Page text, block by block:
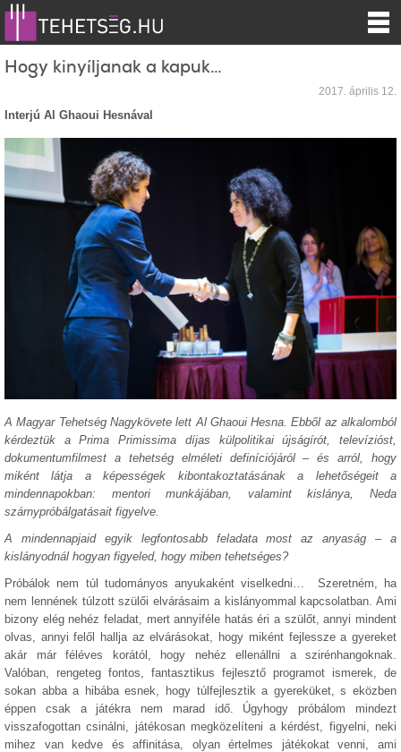
Hogy kinyíljanak a kapuk…
2017. április 12.
Interjú Al Ghaoui Hesnával
A Magyar Tehetség Nagykövete lett Al Ghaoui Hesna. Ebből az alkalomból
kérdeztük a Prima Primissima díjas külpolitikai újságírót, televízióst,
dokumentumfilmest a tehetség elméleti definíciójáról – és arról, hogy
miként látja a képességek kibontakoztatásának a lehetőségeit a
mindennapokban: mentori munkájában, valamint kislánya, Neda
szárnypróbálgatásait figyelve.
A mindennapjaid egyik legfontosabb feladata most az anyaság – a
kislányodnál hogyan figyeled, hogy miben tehetséges?
Próbálok nem túl tudományos anyukaként viselkedni… Szeretném, ha
nem lennének túlzott szülői elvárásaim a kislányommal kapcsolatban. Ami
bizony elég nehéz feladat, mert annyiféle hatás éri a szülőt, annyi mindent
olvas, annyi felől hallja az elvárásokat, hogy miként fejlessze a gyereket
akár már féléves korától, hogy nehéz ellenállni a szirénhangoknak.
Valóban, rengeteg fontos, fantasztikus fejlesztő programot ismerek, de
sokan abba a hibába esnek, hogy túlfejlesztik a gyereküket, s eközben
éppen csak a játékra nem marad idő. Úgyhogy próbálom mindezt
visszafogottan csinálni, játékosan megközelíteni a kérdést, figyelni, neki
mihez van kedve és affinitása, olyan értelmes játékokat venni, ami